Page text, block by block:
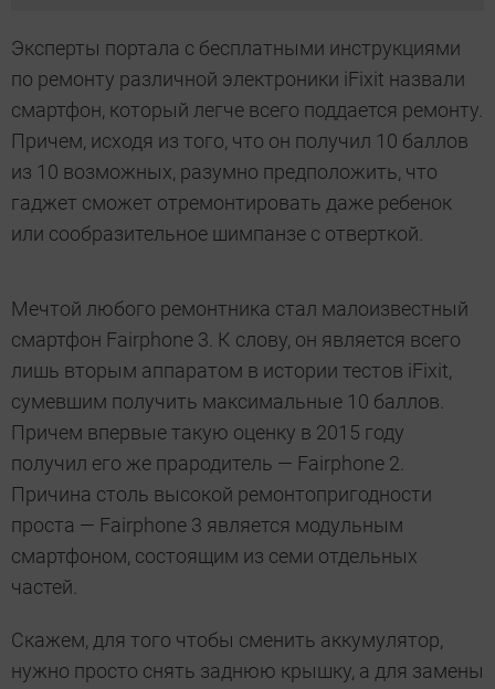
Эксперты портала с бесплатными инструкциями
по ремонту различной электроники iFixit назвали
смартфон, который легче всего поддается ремонту.
Причем, исходя из того, что он получил 10 баллов
из 10 возможных, разумно предположить, что
гаджет сможет отремонтировать даже ребенок
или сообразительное шимпанзе с отверткой.
Мечтой любого ремонтника стал малоизвестный
смартфон Fairphone 3. К слову, он является всего
лишь вторым аппаратом в истории тестов iFixit,
сумевшим получить максимальные 10 баллов.
Причем впервые такую оценку в 2015 году
получил его же прародитель — Fairphone 2.
Причина столь высокой ремонтопригодности
проста — Fairphone 3 является модульным
смартфоном, состоящим из семи отдельных
частей.
Скажем, для того чтобы сменить аккумулятор,
нужно просто снять заднюю крышку, а для замены